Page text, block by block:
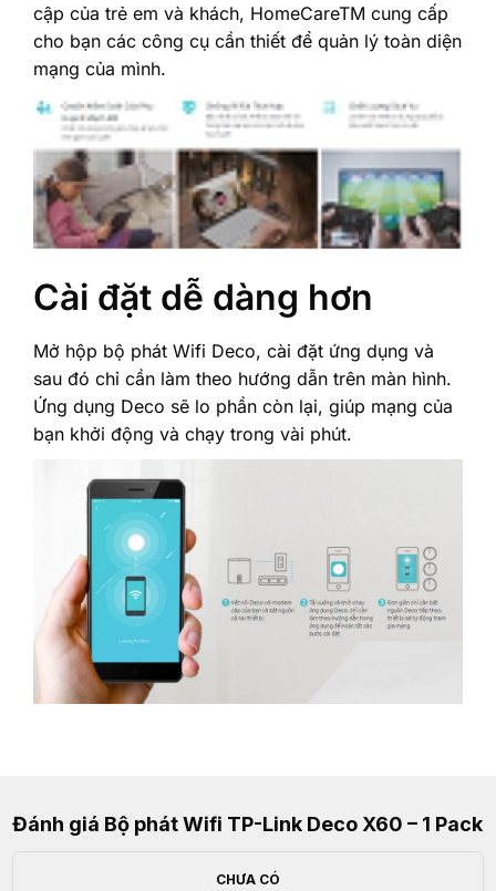
cập của trẻ em và khách, HomeCareTM cung cấp
cho bạn các công cụ cần thiết để quản lý toàn diện
mạng của mình.
Cài đặt dễ dàng hơn
Mở hộp bộ phát Wifi Deco, cài đặt ứng dụng và
sau đó chỉ cần làm theo hướng dẫn trên màn hình.
Ứng dụng Deco sẽ lo phần còn lại, giúp mạng của
bạn khởi động và chạy trong vài phút.
Đánh giá Bộ phát Wifi TP-Link Deco X60 – 1 Pack
CHƯA CÓ